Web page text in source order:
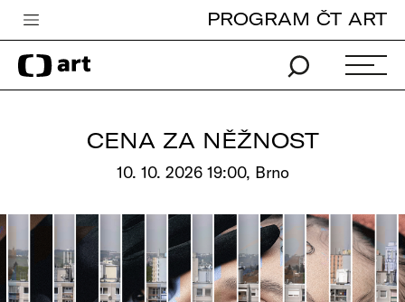
Česká televize
Zpravodajství
Pro děti
edu
PROGRAM ČT ART
CENA ZA NĚŽNOST
10. 10. 2026 19:00, Brno